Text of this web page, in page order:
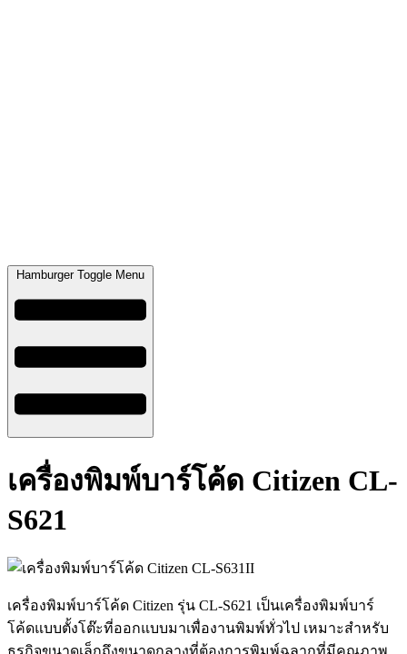
Hamburger Toggle Menu
เครื่องพิมพ์บาร์โค้ด Citizen CL-
S621
เครื่องพิมพ์บาร์โค้ด Citizen รุ่น CL-S621 เป็นเครื่องพิมพ์บาร์
โค้ดแบบตั้งโต๊ะที่ออกแบบมาเพื่องานพิมพ์ทั่วไป เหมาะสำหรับ
ธุรกิจขนาดเล็กถึงขนาดกลางที่ต้องการพิมพ์ฉลากที่มีคุณภาพ